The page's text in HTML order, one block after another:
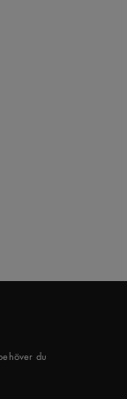
du